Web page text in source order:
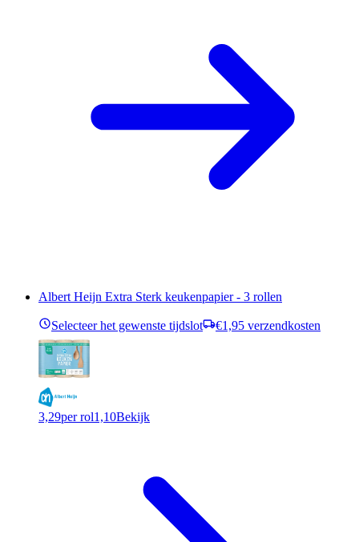
Albert Heijn Extra Sterk keukenpapier - 3 rollen
Selecteer het gewenste tijdslot €1,95 verzendkosten
3,29per rol1,10Bekijk